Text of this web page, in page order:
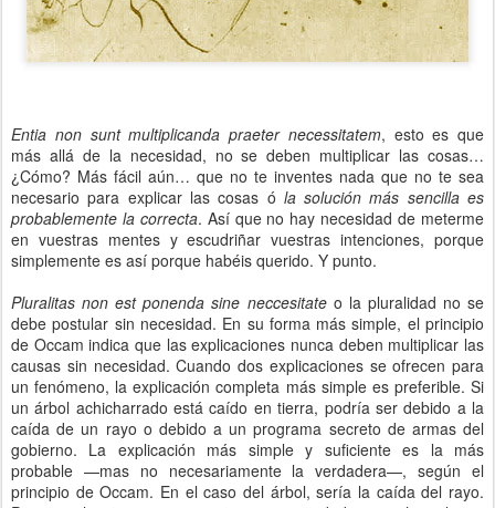
Entia non sunt multiplicanda praeter necessitatem, esto es que
más allá de la necesidad, no se deben multiplicar las cosas…
¿Cómo? Más fácil aún… que no te inventes nada que no te sea
necesario para explicar las cosas ó la solución más sencilla es
probablemente la correcta. Así que no hay necesidad de meterme
en vuestras mentes y escudriñar vuestras intenciones, porque
simplemente es así porque habéis querido. Y punto.
Pluralitas non est ponenda sine neccesitateo la pluralidad no se
debe postular sin necesidad. En su forma más simple, el principio
de Occam indica que las explicaciones nunca deben multiplicar las
causas sin necesidad. Cuando dos explicaciones se ofrecen para
un fenómeno, la explicación completa más simple es preferible. Si
un árbol achicharrado está caído en tierra, podría ser debido a la
caída de un rayo o debido a un programa secreto de armas del
gobierno. La explicación más simple y suficiente es la más
probable —mas no necesariamente la verdadera—, según el
principio de Occam. En el caso del árbol, sería la caída del rayo.